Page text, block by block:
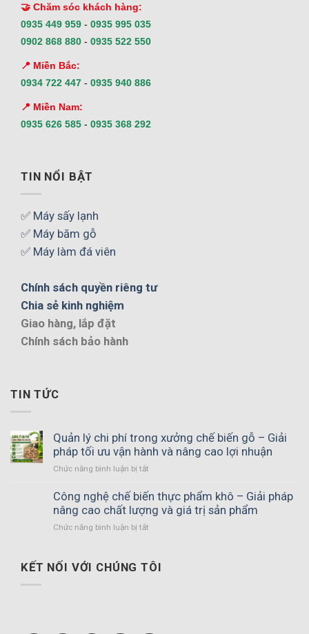
🤝 Chăm sóc khách hàng:
0935 449 959 - 0935 995 035
0902 868 880 - 0935 522 550
📍 Miền Bắc:
0934 722 447 - 0935 940 886
📍 Miền Nam:
0935 626 585 - 0935 368 292
TIN NỔI BẬT
✅ Máy sấy lạnh
✅ Máy băm gỗ
✅ Máy làm đá viên
Chính sách quyền riêng tư
Chia sẻ kinh nghiệm
Giao hàng, lắp đặt
Chính sách bảo hành
TIN TỨC
Quản lý chi phí trong xưởng chế biến gỗ – Giải
pháp tối ưu vận hành và nâng cao lợi nhuận
Chức năng bình luận bị tắt
lý
phí
biến
Công nghệ chế biến thực phẩm khô – Giải pháp
nâng cao chất lượng và giá trị sản phẩm
Chức năng bình luận bị tắt
chế
KẾT NỐI VỚI CHÚNG TÔI